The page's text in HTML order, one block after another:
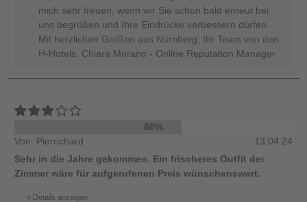
mich sehr freuen, wenn wir Sie schon bald erneut bei
uns begrüßen und Ihre Eindrücke verbessern dürfen.
Mit herzlichen Grüßen aus Nürnberg, Ihr Team von den
H-Hotels, Chiara Morano - Online Reputation Manager
60%
Von: Pierrichard
13.04.24
Sehr in die Jahre gekommen. Ein frischeres Outfit der
Zimmer wäre für aufgerufenen Preis wünschenswert.
Details anzeigen